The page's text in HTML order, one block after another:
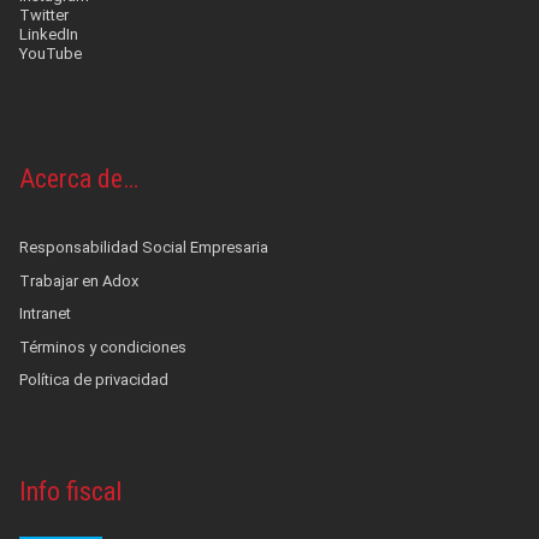
Twitter
LinkedIn
YouTube
Acerca de…
Responsabilidad Social Empresaria
Trabajar en Adox
Intranet
Términos y condiciones
Política de privacidad
Info fiscal